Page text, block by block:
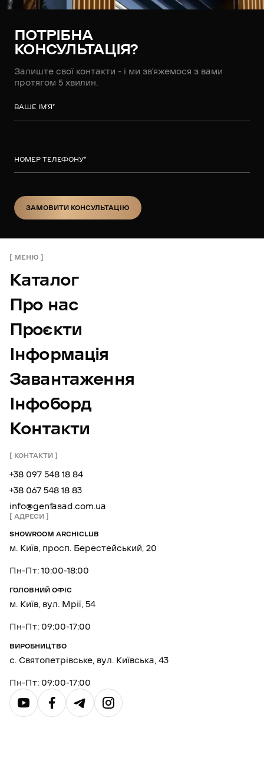
ПОТРІБНА
КОНСУЛЬТАЦІЯ?
Залиште свої контакти - і ми зв’яжемося з вами
протягом 5 хвилин.
ВАШЕ ІМ’Я*
НОМЕР ТЕЛЕФОНУ*
ЗАМОВИТИ КОНСУЛЬТАЦІЮ
МЕНЮ
Каталог
Про нас
Проєкти
Інформація
Завантаження
Інфоборд
Контакти
КОНТАКТИ
+38 097 548 18 84
+38 067 548 18 83
info@genfasad.com.ua
АДРЕСИ
SHOWROOM ARCHICLUB
м. Київ, просп. Берестейський, 20
Пн-Пт: 10:00-18:00
ГОЛОВНИЙ ОФІС
м. Київ, вул. Мрії, 54
Пн-Пт: 09:00-17:00
ВИРОБНИЦТВО
с. Святопетрівське, вул. Київська, 43
Пн-Пт: 09:00-17:00